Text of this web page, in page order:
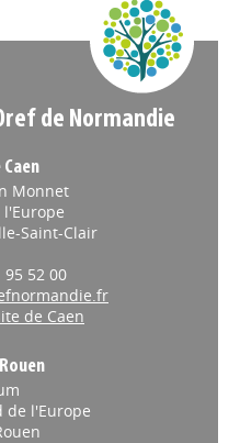
de Normandie
Monnet
Saint-Clair
95 52 00
de Caen
de l'Europe